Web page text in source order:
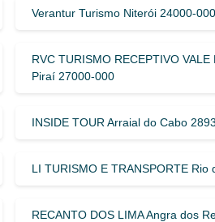
Verantur Turismo Niterói 24000-000
RVC TURISMO RECEPTIVO
Piraí 27000-000
INSIDE TOUR Arraial do Cabo
LI TURISMO E TRANSPORTE
RECANTO DOS LIMA Angra dos